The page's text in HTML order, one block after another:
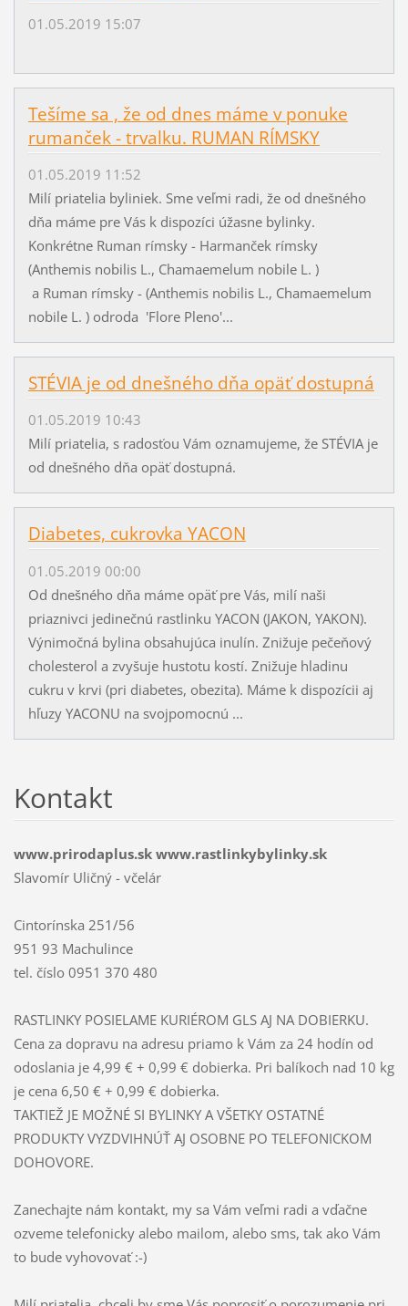
01.05.2019 15:07
Tešíme sa , že od dnes máme v ponuke
rumanček - trvalku. RUMAN RÍMSKY
01.05.2019 11:52
Milí priatelia byliniek. Sme veľmi radi, že od dnešného
dňa máme pre Vás k dispozíci úžasne bylinky.
Konkrétne Ruman rímsky - Harmanček rímsky
(Anthemis nobilis L., Chamaemelum nobile L. )
a Ruman rímsky - (Anthemis nobilis L., Chamaemelum
nobile L. ) odroda 'Flore Pleno'...
STÉVIA je od dnešného dňa opäť dostupná
01.05.2019 10:43
Milí priatelia, s radosťou Vám oznamujeme, že STÉVIA je
od dnešného dňa opäť dostupná.
Diabetes, cukrovka YACON
01.05.2019 00:00
Od dnešného dňa máme opäť pre Vás, milí naši
priaznivci jedinečnú rastlinku YACON (JAKON, YAKON).
Výnimočná bylina obsahujúca inulín. Znižuje pečeňový
cholesterol a zvyšuje hustotu kostí. Znižuje hladinu
cukru v krvi (pri diabetes, obezita). Máme k dispozícii aj
hľuzy YACONU na svojpomocnú ...
Kontakt
www.prirodaplus.sk www.rastlinkybylinky.sk
Slavomír Uličný - včelár
Cintorínska 251/56
951 93 Machulince
tel. číslo 0951 370 480
RASTLINKY POSIELAME KURIÉROM GLS AJ NA DOBIERKU.
Cena za dopravu na adresu priamo k Vám za 24 hodín od
odoslania je 4,99 € + 0,99 € dobierka. Pri balíkoch nad 10 kg
je cena 6,50 € + 0,99 € dobierka.
TAKTIEŽ JE MOŽNÉ SI BYLINKY A VŠETKY OSTATNÉ
PRODUKTY VYZDVIHNÚŤ AJ OSOBNE PO TELEFONICKOM
DOHOVORE.
Zanechajte nám kontakt, my sa Vám veľmi radi a vďačne
ozveme telefonicky alebo mailom, alebo sms, tak ako Vám
to bude vyhovovať :-)